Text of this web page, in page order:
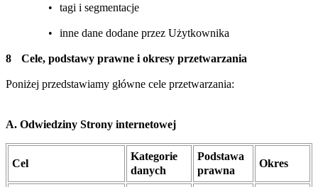
tagi i segmentacje
inne dane dodane przez Użytkownika
Cele, podstawy prawne i okresy przetwarzania
Poniżej przedstawiamy główne cele przetwarzania:
A. Odwiedziny Strony internetowej
Cel
Kategorie
danych
Podstawa
prawna
Okres